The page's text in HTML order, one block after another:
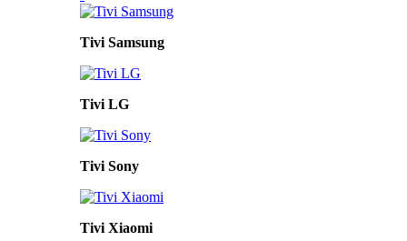
Tivi Samsung
Tivi LG
Tivi Sony
Tivi Xiaomi